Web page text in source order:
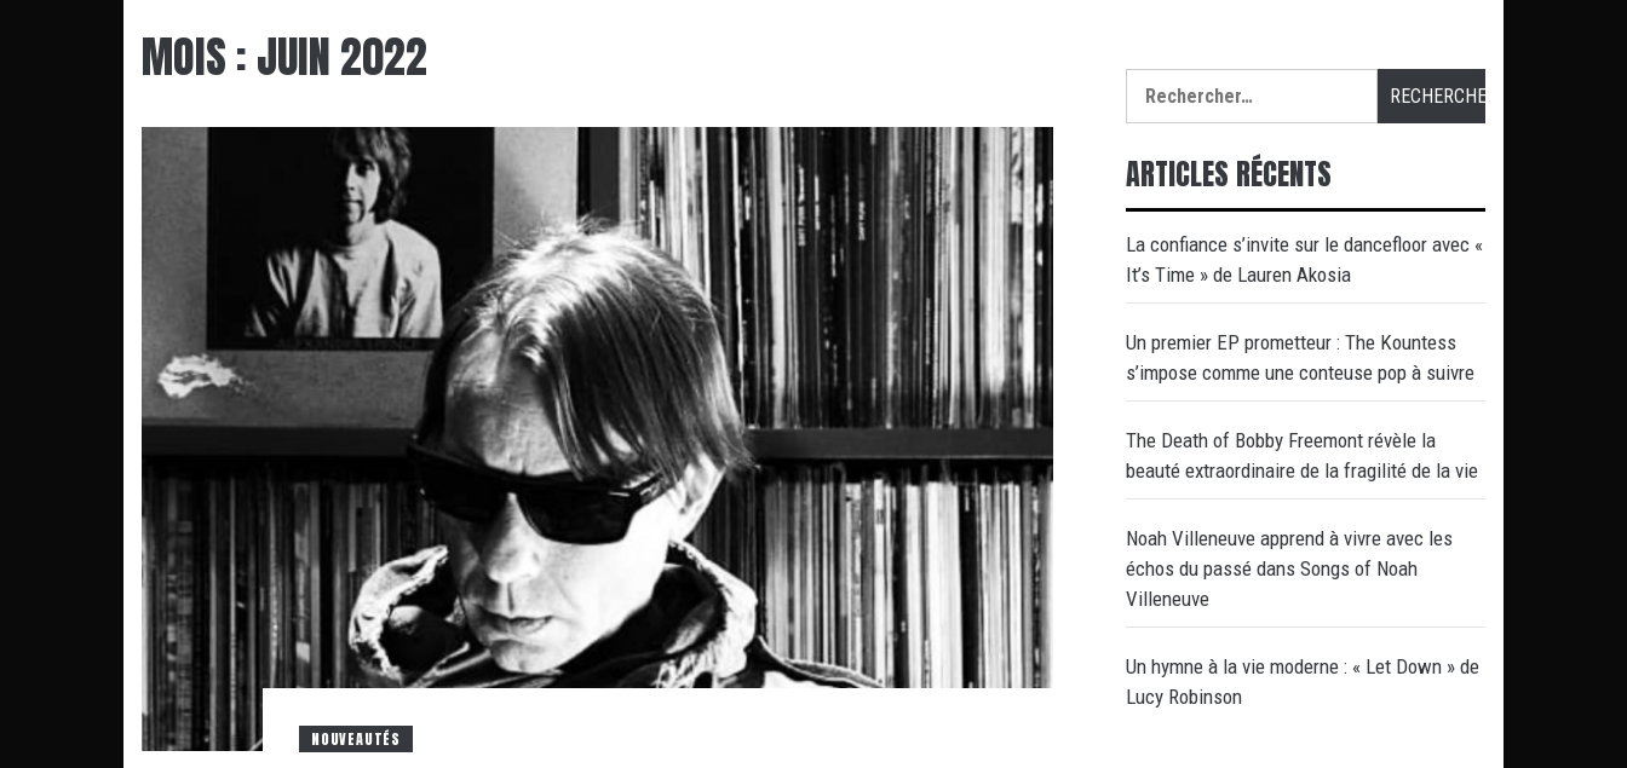
MOIS :JUIN 2022
NOUVEAUTÉS
ARTICLES RÉCENTS
La confiance s’invite sur le dancefloor avec «
It’s Time » de Lauren Akosia
Un premier EP prometteur : The Kountess
s’impose comme une conteuse pop à suivre
The Death of Bobby Freemont révèle la
beauté extraordinaire de la fragilité de la vie
Noah Villeneuve apprend à vivre avec les
échos du passé dans Songs of Noah
Villeneuve
Un hymne à la vie moderne : « Let Down » de
Lucy Robinson